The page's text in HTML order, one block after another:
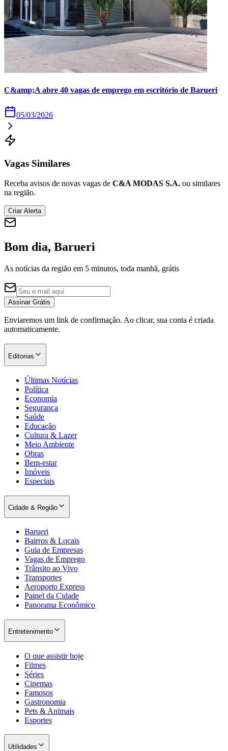
C&amp;A abre 40 vagas de emprego em escritório de Barueri
05/03/2026
Vagas Similares
Receba avisos de novas vagas de C&A MODAS S.A. ou similares
na região.
Criar Alerta
Bom dia, Barueri
As notícias da região em 5 minutos, toda manhã, grátis
Assinar Grátis
Enviaremos um link de confirmação. Ao clicar, sua conta é criada
automaticamente.
Editorias
Últimas Notícias
Política
Economia
Segurança
Saúde
Educação
Cultura & Lazer
Meio Ambiente
Obras
Bem-estar
Imóveis
Especiais
Cidade & Região
Barueri
Bairros & Locais
Guia de Empresas
Vagas de Emprego
Trânsito ao Vivo
Transportes
Aeroporto Express
Painel da Cidade
Panorama Econômico
Entretenimento
O que assistir hoje
Filmes
Séries
Cinemas
Famosos
Gastronomia
Pets & Animais
Esportes
Utilidades